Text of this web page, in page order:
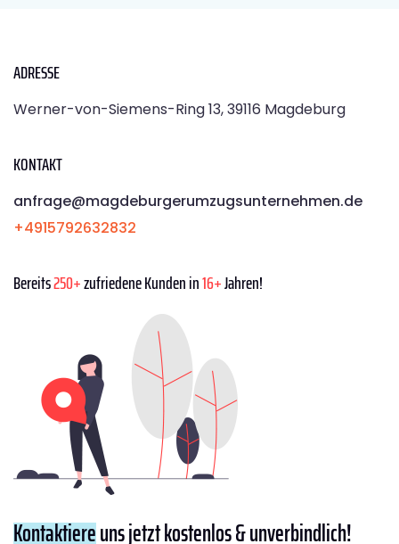
ADRESSE
Werner-von-Siemens-Ring 13, 39116 Magdeburg
KONTAKT
anfrage@magdeburgerumzugsunternehmen.de
+4915792632832
Bereits250+zufriedene Kunden in16+Jahren!
Kontaktiereuns jetzt kostenlos & unverbindlich!